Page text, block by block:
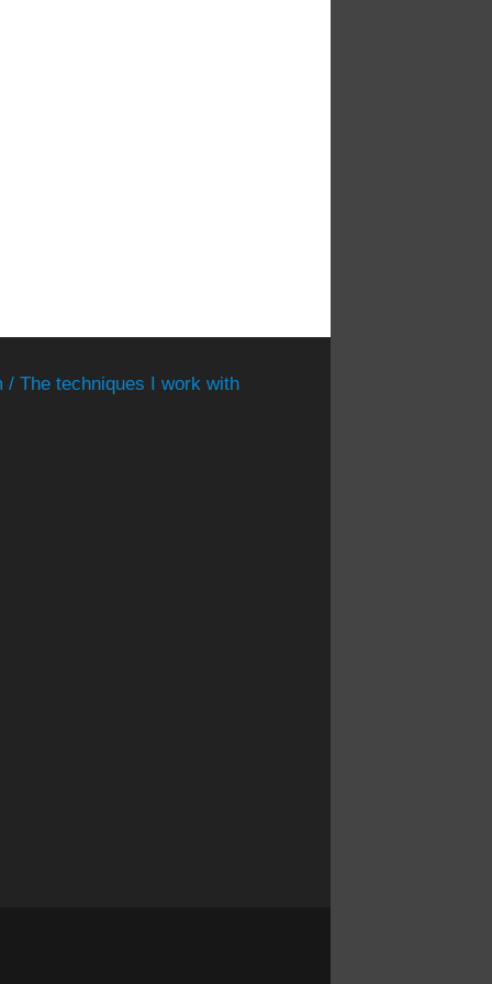
/ The techniques I work with